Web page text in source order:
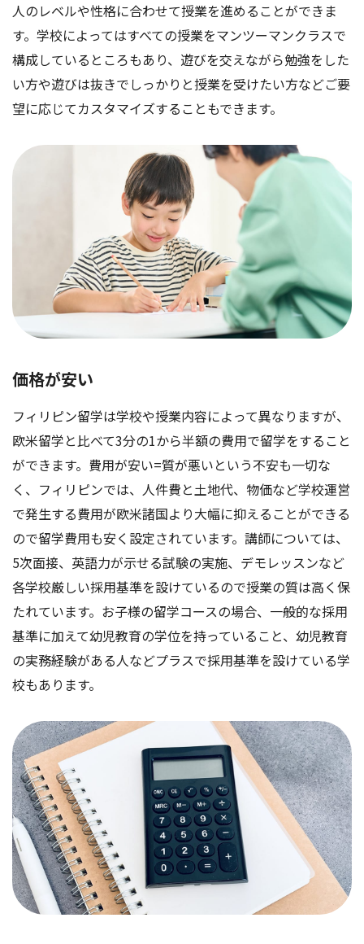
人のレベルや性格に合わせて授業を進めることができま
す。学校によってはすべての授業をマンツーマンクラスで
構成しているところもあり、遊びを交えながら勉強をした
い方や遊びは抜きでしっかりと授業を受けたい方などご要
望に応じてカスタマイズすることもできます。
価格が安い
フィリピン留学は学校や授業内容によって異なりますが、
欧米留学と比べて3分の1から半額の費用で留学をすること
ができます。費用が安い=質が悪いという不安も一切な
く、フィリピンでは、人件費と土地代、物価など学校運営
で発生する費用が欧米諸国より大幅に抑えることができる
ので留学費用も安く設定されています。講師については、
5次面接、英語力が示せる試験の実施、デモレッスンなど
各学校厳しい採用基準を設けているので授業の質は高く保
たれています。お子様の留学コースの場合、一般的な採用
基準に加えて幼児教育の学位を持っていること、幼児教育
の実務経験がある人などプラスで採用基準を設けている学
校もあります。